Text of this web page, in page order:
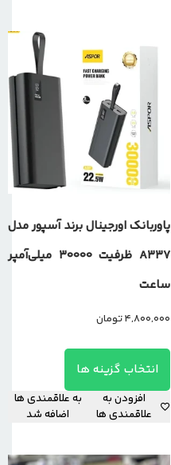
پاوربانک اورجینال برند آسپور مدل
A337 ظرفیت 30000 میلی‌آمپر
ساعت
4,800,000تومان
انتخاب گزینه ها
افزودن به
علاقمندی ها
به علاقمندی ها
اضافه شد